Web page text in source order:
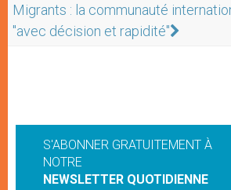
Migrants : la communauté
"avec décision et rapidité"
S'ABONNER GRATUITEMENT À
NOTRE
NEWSLETTER QUOTIDIENNE